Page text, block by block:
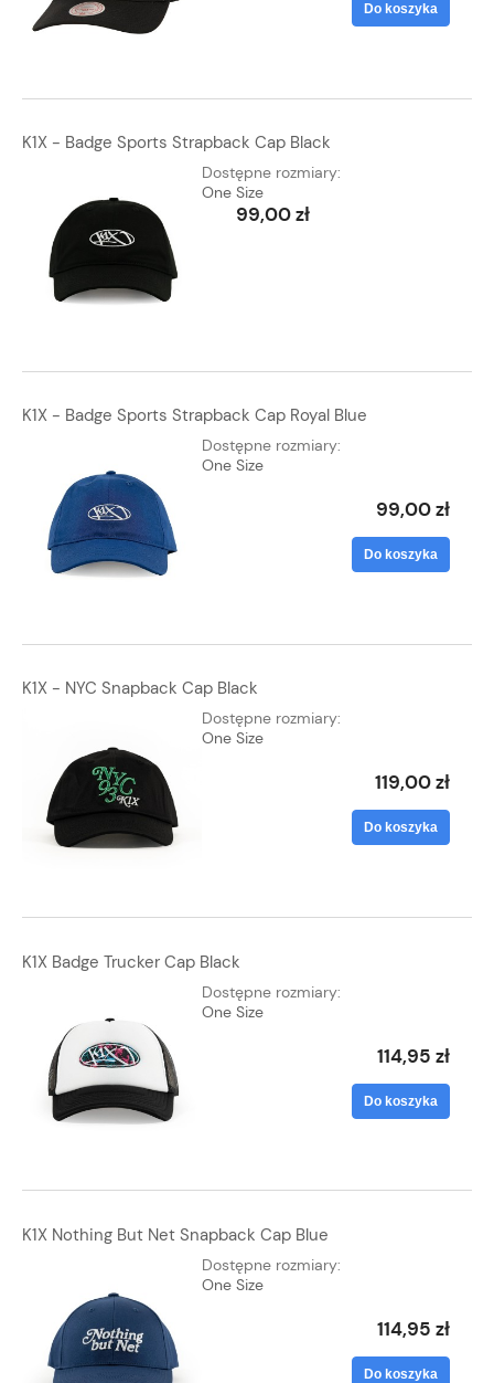
Do koszyka
K1X - Badge Sports Strapback Cap Black
Dostępne rozmiary:
One Size
99,00 zł
K1X - Badge Sports Strapback Cap Royal Blue
Dostępne rozmiary:
One Size
99,00 zł
Do koszyka
K1X - NYC Snapback Cap Black
Dostępne rozmiary:
One Size
119,00 zł
Do koszyka
K1X Badge Trucker Cap Black
Dostępne rozmiary:
One Size
114,95 zł
Do koszyka
K1X Nothing But Net Snapback Cap Blue
Dostępne rozmiary:
One Size
114,95 zł
Do koszyka